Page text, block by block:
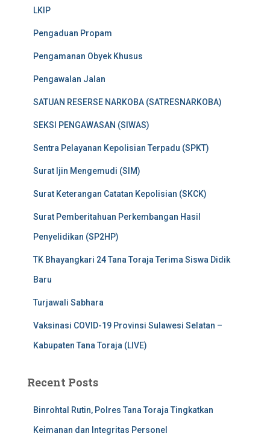
LKIP
Pengaduan Propam
Pengamanan Obyek Khusus
Pengawalan Jalan
SATUAN RESERSE NARKOBA (SATRESNARKOBA)
SEKSI PENGAWASAN (SIWAS)
Sentra Pelayanan Kepolisian Terpadu (SPKT)
Surat Ijin Mengemudi (SIM)
Surat Keterangan Catatan Kepolisian (SKCK)
Surat Pemberitahuan Perkembangan Hasil
Penyelidikan (SP2HP)
TK Bhayangkari 24 Tana Toraja Terima Siswa Didik
Baru
Turjawali Sabhara
Vaksinasi COVID-19 Provinsi Sulawesi Selatan –
Kabupaten Tana Toraja (LIVE)
Recent Posts
Binrohtal Rutin, Polres Tana Toraja Tingkatkan
Keimanan dan Integritas Personel